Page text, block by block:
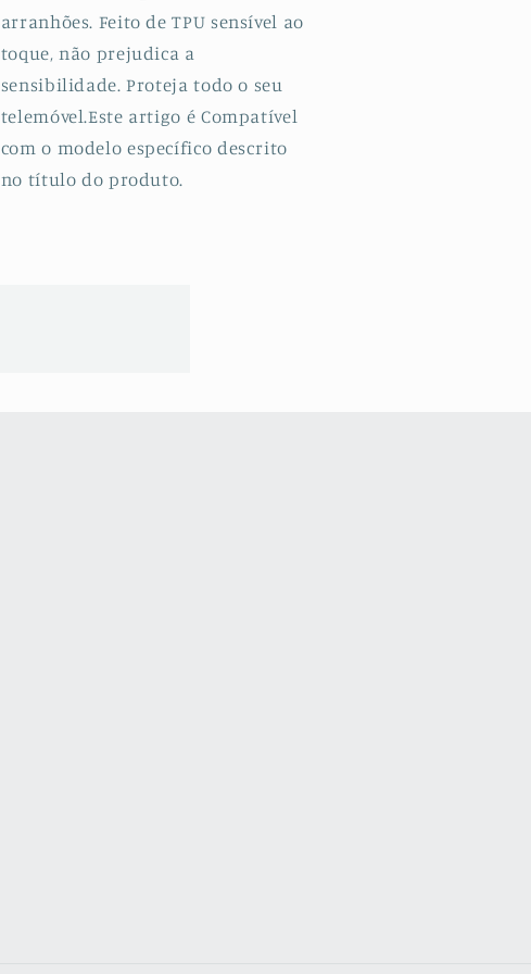
arranhões. Feito de TPU sensível ao
toque, não prejudica a
sensibilidade. Proteja todo o seu
telemóvel.Este artigo é Compatível
com o modelo específico descrito
no título do produto.